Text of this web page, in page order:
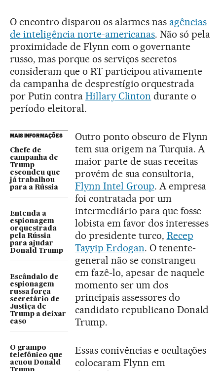
O encontro disparou os alarmes nas agências
de inteligência norte-americanas. Não só pela
proximidade de Flynn com o governante
russo, mas porque os serviços secretos
consideram que o RT participou ativamente
da campanha de desprestígio orquestrada
por Putin contra Hillary Clinton durante o
período eleitoral.
MAIS INFORMAÇÕES
Chefe de
campanha de
Trump
escondeu que
já trabalhou
para a Rússia
Entenda a
espionagem
orquestrada
pela Rússia
para ajudar
Donald Trump
Escândalo de
espionagem
russa força
secretário de
Justiça de
Trump a deixar
caso
O grampo
telefônico que
acuou Donald
Outro ponto obscuro de Flynn
tem sua origem na Turquia. A
maior parte de suas receitas
provém de sua consultoria,
Flynn Intel Group. A empresa
foi contratada por um
intermediário para que fosse
lobista em favor dos interesses
do presidente turco, Recep
Tayyip Erdogan. O tenente-
general não se constrangeu
em fazê-lo, apesar de naquele
momento ser um dos
principais assessores do
candidato republicano Donald
Trump.
Essas conivências e ocultações
colocaram Flynn em